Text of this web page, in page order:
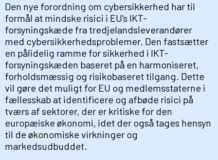
Den nye forordning om cybersikkerhed har til
formål at mindske risici i EU's IKT-
forsyningskæde fra tredjelandsleverandører
med cybersikkerhedsproblemer. Den fastsætter
en pålidelig ramme for sikkerhed i IKT-
forsyningskæden baseret på en harmoniseret,
forholdsmæssig og risikobaseret tilgang. Dette
vil gøre det muligt for EU og medlemsstaterne i
fællesskab at identificere og afbøde risici på
tværs af sektorer, der er kritiske for den
europæiske økonomi, idet der også tages hensyn
til de økonomiske virkninger og
markedsudbuddet.